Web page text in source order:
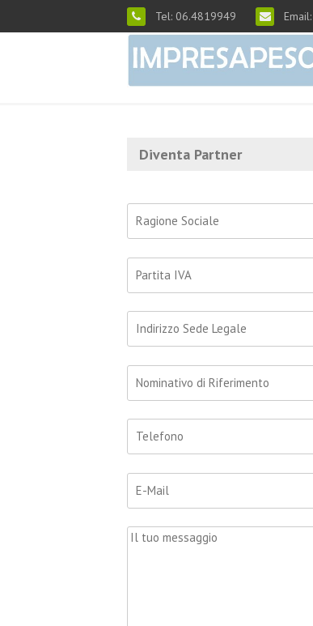
Tel: 06.4819949 Email:
Diventa Partner